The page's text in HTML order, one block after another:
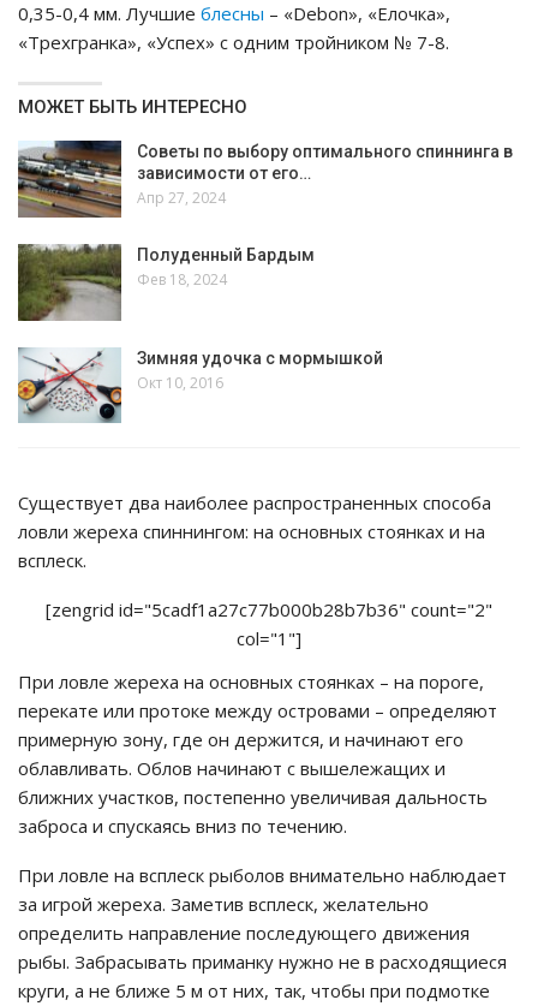
0,35-0,4 мм. Лучшие блесны – «Debon», «Елочка»,
«Трехгранка», «Успех» с одним тройником № 7-8.
МОЖЕТ БЫТЬ ИНТЕРЕСНО
Советы по выбору оптимального спиннинга в
зависимости от его…
Апр 27, 2024
Полуденный Бардым
Фев 18, 2024
Зимняя удочка с мормышкой
Окт 10, 2016
Существует два наиболее распространенных способа
ловли жереха спиннингом: на основных стоянках и на
всплеск.
[zengrid id="5cadf1a27c77b000b28b7b36" count="2"
col="1"]
При ловле жереха на основных стоянках – на пороге,
перекате или протоке между островами – определяют
примерную зону, где он держится, и начинают его
облавливать. Облов начинают с вышележащих и
ближних участков, постепенно увеличивая дальность
заброса и спускаясь вниз по течению.
При ловле на всплеск рыболов внимательно наблюдает
за игрой жереха. Заметив всплеск, желательно
определить направление последующего движения
рыбы. Забрасывать приманку нужно не в расходящиеся
круги, а не ближе 5 м от них, так, чтобы при подмотке